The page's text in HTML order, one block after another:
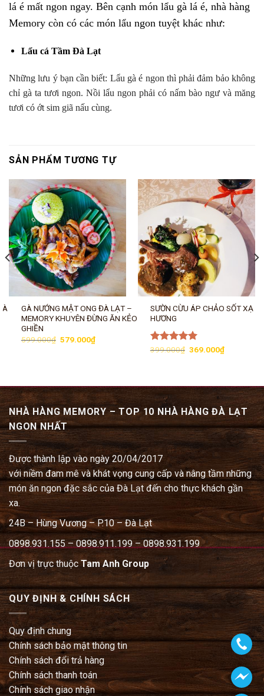
lá é mất ngon ngay. Bên cạnh món lẩu gà lá é, nhà hàng
Memory còn có các món lẩu ngon tuyệt khác như:
Lẩu cá Tầm Đà Lạt
Những lưu ý bạn cần biết: Lẩu gà é ngon thì phải đảm bảo không
chỉ gà ta tươi ngon. Nồi lẩu ngon phải có nấm bào ngư và măng
tươi có ớt sim giã nấu cùng.
SẢN PHẨM TƯƠNG TỰ
GÀ NƯỚNG MẬT ONG ĐÀ LẠT –
MEMORY KHUYÊN ĐỪNG ĂN KẺO
GHIỀN
599.000₫ Giá
579.000₫Giá
hiện
SƯỜN CỪU ÁP CHẢO SỐT XẠ
HƯƠNG
Được xếp
399.000₫ Giá
369.000₫Giá
hiện
NHÀ HÀNG MEMORY – TOP 10 NHÀ HÀNG ĐÀ LẠT
NGON NHẤT
Được thành lập vào ngày 20/04/2017
với niềm đam mê và khát vọng cung cấp và nâng tầm những
món ăn ngon đặc sắc của Đà Lạt đến cho thực khách gần
xa.
24B – Hùng Vương – P.10 – Đà Lạt
0898.931.155 – 0898.911.199 – 0898.931.199
Đơn vị trực thuộcTam Anh Group
QUY ĐỊNH & CHÍNH SÁCH
Quy định chung
Chính sách bảo mật thông tin
Chính sách đổi trả hàng
Chính sách thanh toán
Chính sách giao nhận